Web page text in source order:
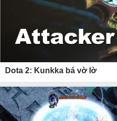
Dota 2: Kunkka bá vờ lờ